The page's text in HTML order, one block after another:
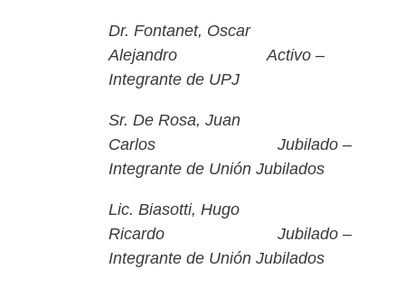
Dr. Fontanet, Oscar
Alejandro Activo –
Integrante de UPJ
Sr. De Rosa, Juan
Carlos Jubilado –
Integrante de Unión Jubilados
Lic. Biasotti, Hugo
Ricardo Jubilado –
Integrante de Unión Jubilados